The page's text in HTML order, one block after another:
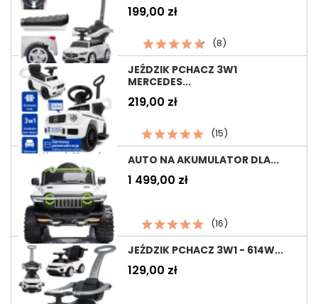
(8)
Cena
199,00 zł
JEŹDZIK PCHACZ 3W1
MERCEDES...
(15)
Cena
219,00 zł
AUTO NA AKUMULATOR DLA...
(16)
Cena
1 499,00 zł
JEŹDZIK PCHACZ 3W1 - 614W...
Cena
129,00 zł